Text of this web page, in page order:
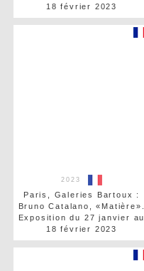
18 février 2023
2023
Paris, Galeries Bartoux :
Bruno Catalano, «Matière».
Exposition du 27 janvier au
18 février 2023